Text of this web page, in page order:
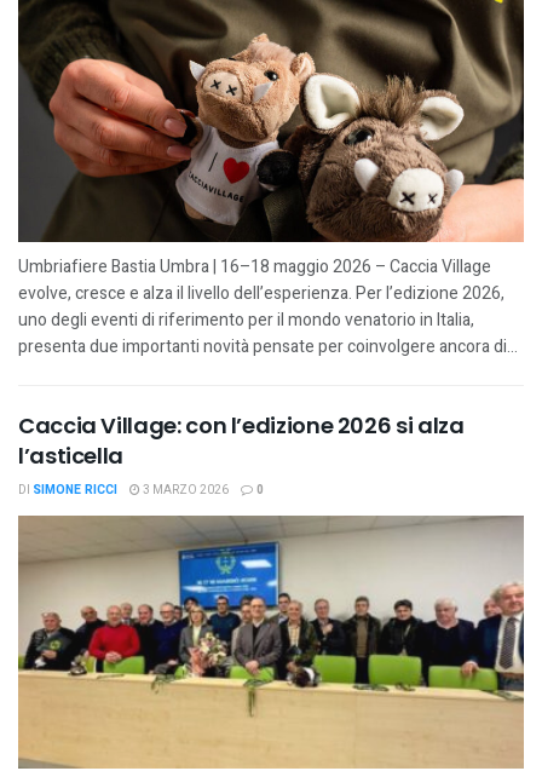
Umbriafiere Bastia Umbra | 16–18 maggio 2026 – Caccia Village
evolve, cresce e alza il livello dell’esperienza. Per l’edizione 2026,
uno degli eventi di riferimento per il mondo venatorio in Italia,
presenta due importanti novità pensate per coinvolgere ancora di...
Caccia Village: con l’edizione 2026 si alza
l’asticella
DI SIMONE RICCI 3 MARZO 2026 0